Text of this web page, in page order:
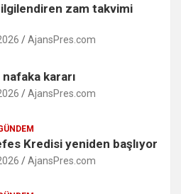
zam takvimi
AjansPres.com
nafaka kararı
AjansPres.com
Kredisi yeniden başlıyor
AjansPres.com